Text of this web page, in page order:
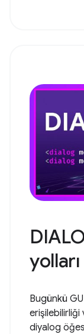
Bugünkü
diyalog